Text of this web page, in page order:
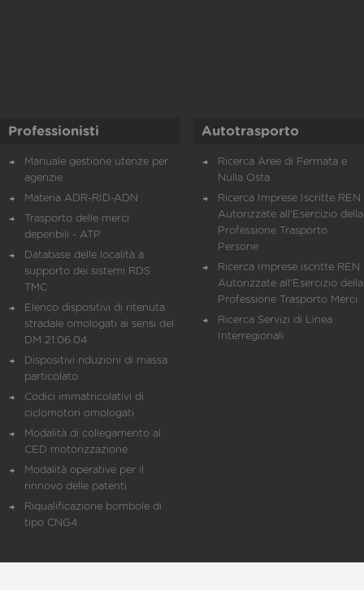
Professionisti
Manuale gestione utenze per
agenzie
Materia ADR-RID-ADN
Trasporto delle merci
deperibili - ATP
Database delle località a
supporto dei sistemi RDS
TMC
Elenco dispositivi di ritenuta
stradale omologati ai sensi del
DM 21.06.04
Dispositivi riduzioni di massa
particolato
Codici immatricolativi di
ciclomotori omologati
Modalità di collegamento al
CED motorizzazione
Modalità operative per il
rinnovo delle patenti
Riqualificazione bombole di
tipo CNG4
Autotrasporto
Ricerca Aree di Fermata e
Nulla Osta
Ricerca Imprese Iscritte REN
Autorizzate all'Esercizio della
Professione Trasporto
Persone
Ricerca Imprese iscritte REN
Autorizzate all'Esercizio della
Professione Trasporto Merci
Ricerca Servizi di Linea
Interregionali